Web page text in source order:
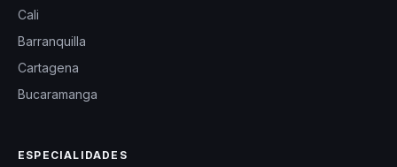
Cali
Barranquilla
Cartagena
Bucaramanga
ESPECIALIDADES